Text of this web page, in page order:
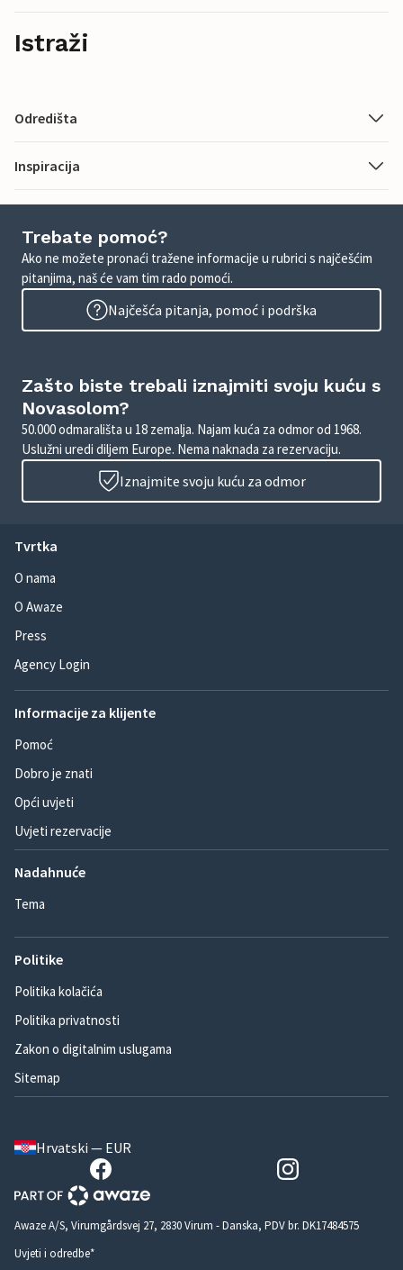
Istraži
Odredišta
Inspiracija
Trebate pomoć?
Ako ne možete pronaći tražene informacije u rubrici s najčešćim
pitanjima, naš će vam tim rado pomoći.
Najčešća pitanja, pomoć i podrška
Zašto biste trebali iznajmiti svoju kuću s
Novasolom?
50.000 odmarališta u 18 zemalja. Najam kuća za odmor od 1968.
Uslužni uredi diljem Europe. Nema naknada za rezervaciju.
Iznajmite svoju kuću za odmor
Tvrtka
O nama
O Awaze
Press
Agency Login
Informacije za klijente
Pomoć
Dobro je znati
Opći uvjeti
Uvjeti rezervacije
Nadahnuće
Tema
Politike
Politika kolačića
Politika privatnosti
Zakon o digitalnim uslugama
Sitemap
Hrvatski — EUR
Awaze A/S, Virumgårdsvej 27, 2830 Virum - Danska, PDV br. DK17484575
Uvjeti i odredbe*